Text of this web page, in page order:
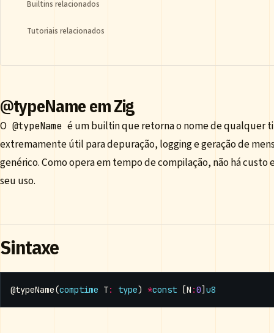
Builtins relacionados
Tutoriais relacionados
@typeName em Zig
O @typeName é um builtin que retorna o nome de qualquer
extremamente útil para depuração, logging e geração de
genérico. Como opera em tempo de compilação, não há
seu uso.
Sintaxe
@typeName(comptime T: type) *const [N :0] u8